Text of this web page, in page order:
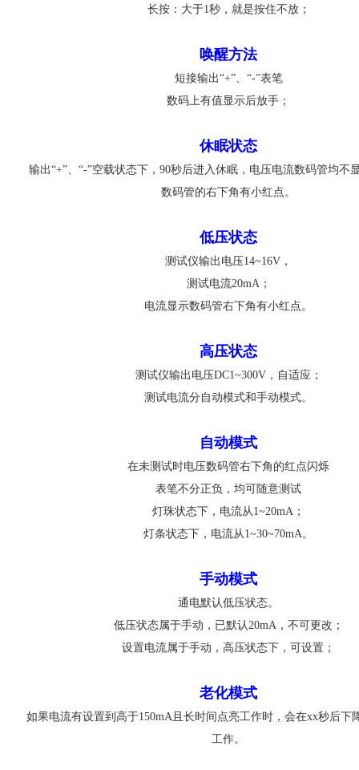
长按：大于1秒，就是按住不放；
唤醒方法
短接输出“+”、“-”表笔
数码上有值显示后放手；
休眠状态
输出“+”、“-”空载状态下，90秒后进入休眠，电压电流数码管均不
数码管的右下角有小红点。
低压状态
测试仪输出电压14~16V，
测试电流20mA；
电流显示数码管右下角有小红点。
高压状态
测试仪输出电压DC1~300V，自适应；
测试电流分自动模式和手动模式。
自动模式
在未测试时电压数码管右下角的红点闪烁
表笔不分正负，均可随意测试
灯珠状态下，电流从1~20mA；
灯条状态下，电流从1~30~70mA。
手动模式
通电默认低压状态。
低压状态属于手动，已默认20mA，不可更改；
设置电流属于手动，高压状态下，可设置；
老化模式
如果电流有设置到高于150mA且长时间点亮工作时，会在xx秒后下
工作。